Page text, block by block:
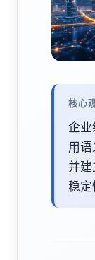
核心
企业
用语
并建
稳定